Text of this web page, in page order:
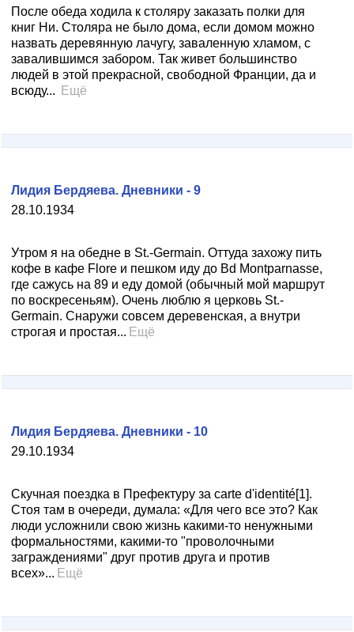
После обеда ходила к столяру заказать полки для
книг Ни. Столяра не было дома, если домом можно
назвать деревянную лачугу, заваленную хламом, с
завалившимся забором. Так живет большинство
людей в этой прекрасной, свободной Франции, да и
всюду...
Ещё
28.10.1934
Лидия Бердяева. Дневники - 9
Утром я на обедне в St.-Germain. Оттуда захожу пить
кофе в кафе Flore и пешком иду до Bd Montparnasse,
где сажусь на 89 и еду домой (обычный мой маршрут
по воскресеньям). Очень люблю я церковь St.-
Germain. Снаружи совсем деревенская, а внутри
строгая и простая... Ещё
29.10.1934
Лидия Бердяева. Дневники - 10
Скучная поездка в Префектуру за carte d'identité[1].
Стоя там в очереди, думала: «Для чего все это? Как
люди усложнили свою жизнь какими-то ненужными
формальностями, какими-то "проволочными
заграждениями" друг против друга и против
всех»... Ещё